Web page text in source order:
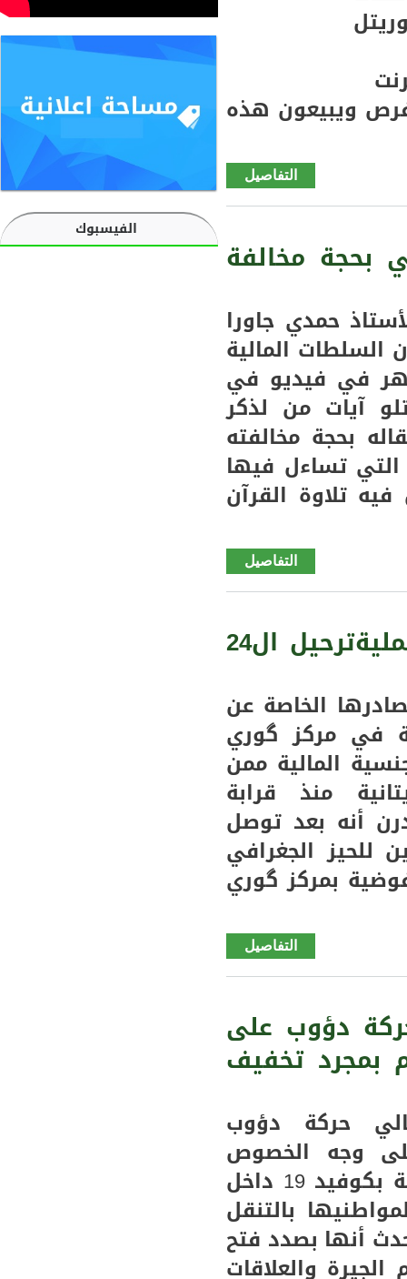
الفيسبوك
ويبيعون هذه
التفاصيلde
مضاربا
ت في
السوق
فئتي
من
موريتل
بحجة مخالفة
حمدي جاورا
المالية
في فيديو في
آيات من لذكر
بحجة مخالفته
تساءل فيها
فيه تلاوة القرآن
التفاصيل
بحجة
الجندية
والجمهورية
كيدي ماغا "گوري " تفاصيل حصرية عن عمليةترحيل ال24
الخاصة عن
في مركز گوري
الجنسية المالية ممن
منذ قرابة
أنه بعد توصل
الجغرافي
بمركز گوري
التفاصيل
عمليةترحيلدؤوب على
بمجرد تخفيف
حركة دؤوب
وجه الخصوص
فبالرغم من ارتفاع حالات الإصابة بكوفيد 19 داخل
بالتنقل
أنها بصدد فتح
والعلاقات